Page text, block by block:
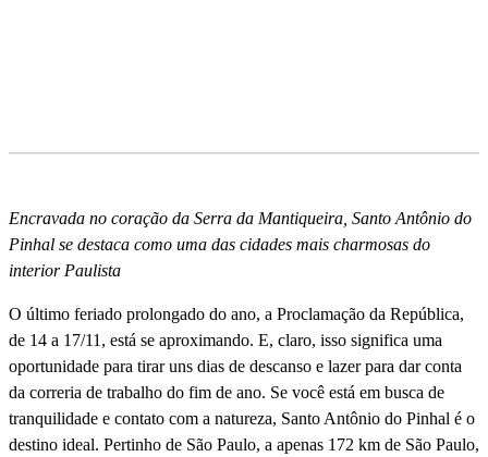
Encravada no coração da Serra da Mantiqueira, Santo Antônio do
Pinhal se destaca como uma das cidades mais charmosas do
interior Paulista
O último feriado prolongado do ano, a Proclamação da República,
de 14 a 17/11, está se aproximando. E, claro, isso significa uma
oportunidade para tirar uns dias de descanso e lazer para dar conta
da correria de trabalho do fim de ano. Se você está em busca de
tranquilidade e contato com a natureza, Santo Antônio do Pinhal é o
destino ideal. Pertinho de São Paulo, a apenas 172 km de São Paulo,